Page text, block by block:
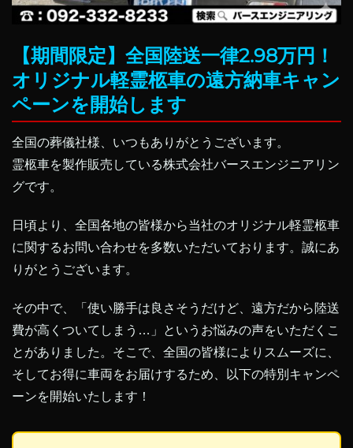
【期間限定】全国陸送一律2.98万円！
オリジナル軽霊柩車の遠方納車キャン
ペーンを開始します
全国の葬儀社様、いつもありがとうございます。
霊柩車を製作販売している株式会社バースエンジニアリン
グです。
日頃より、全国各地の皆様から当社のオリジナル軽霊柩車
に関するお問い合わせを多数いただいております。誠にあ
りがとうございます。
その中で、「使い勝手は良さそうだけど、遠方だから陸送
費が高くついてしまう…」というお悩みの声をいただくこ
とがありました。そこで、全国の皆様によりスムーズに、
そしてお得に車両をお届けするため、以下の特別キャンペ
ーンを開始いたします！